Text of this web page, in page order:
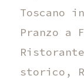
Toscano
Pranzo
storico ,